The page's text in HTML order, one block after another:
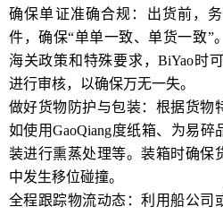
确保单证准确合规：出货前，
件，确保“单单一致、单货一致”
海关政策和特殊要求，BiYao时
进行审核，以确保万无一失。
做好货物防护与包装：根据货物
如使用GaoQiang度纸箱、为易
装进行熏蒸处理等。装箱时确保
中发生移位碰撞。
全程跟踪物流动态：利用船公司